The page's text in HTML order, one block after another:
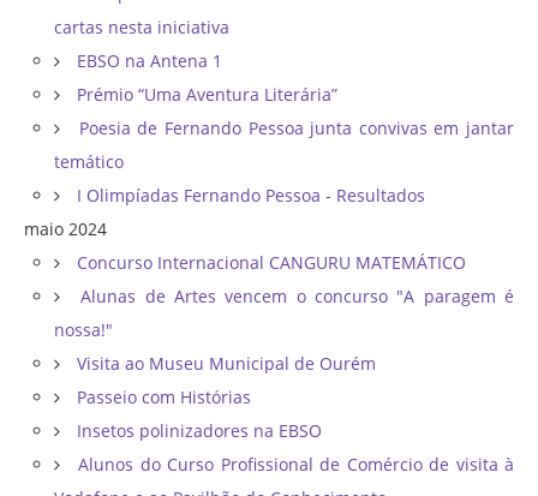
cartas nesta iniciativa
EBSO na Antena 1
Prémio “Uma Aventura Literária”
Poesia de Fernando Pessoa junta convivas em jantar
temático
I Olimpíadas Fernando Pessoa - Resultados
maio 2024
Concurso Internacional CANGURU MATEMÁTICO
Alunas de Artes vencem o concurso "A paragem é
nossa!"
Visita ao Museu Municipal de Ourém
Passeio com Histórias
Insetos polinizadores na EBSO
Alunos do Curso Profissional de Comércio de visita à